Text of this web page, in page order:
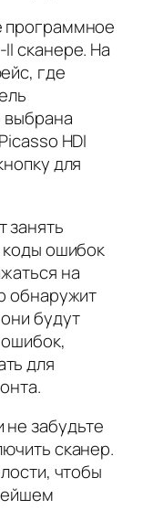
программное
сканере. На
где
выбрана
HDI
для
занять
коды ошибок
на
обнаружит
будут
для
забудьте
сканер.
чтобы